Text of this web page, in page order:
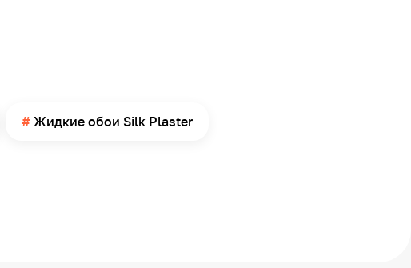
Жидкие обои Silk Plaster